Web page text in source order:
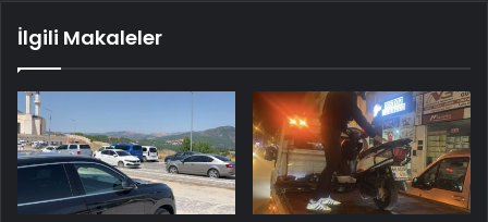
İlgili Makaleler